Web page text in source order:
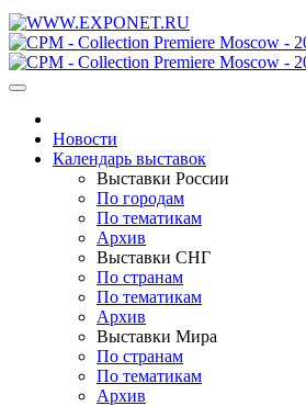
Новости
Календарь выставок
Выставки России
По городам
По тематикам
Архив
Выставки СНГ
По странам
По тематикам
Архив
Выставки Мира
По странам
По тематикам
Архив